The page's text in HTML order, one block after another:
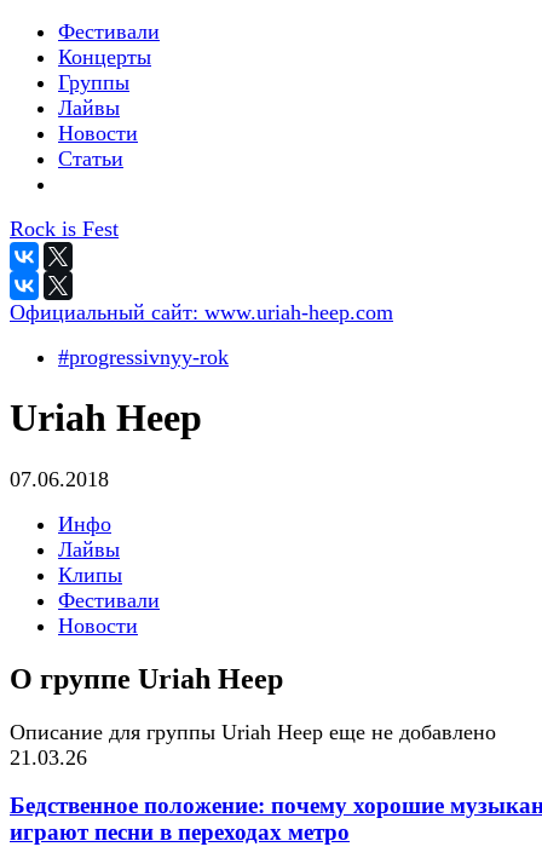
Фестивали
Концерты
Группы
Лайвы
Новости
Статьи
Rock is Fest
Официальный сайт: www.uriah-heep.com
#progressivnyy-rok
Uriah Heep
07.06.2018
Инфо
Лайвы
Клипы
Фестивали
Новости
О группе Uriah Heep
Описание для группы Uriah Heep еще не добавлено
21.03.26
Бедственное положение: почему хорошие
играют песни в переходах метро